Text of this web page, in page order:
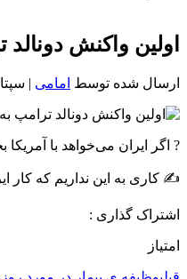
خون
شمال
اولین واکنش
ارسال شده توسط امامی | سپتامبر
? اگر ایران می‌خواهد با آمریکا
✍ کاری به این نداریم که کار
اشتراک گذاری :
امتیاز